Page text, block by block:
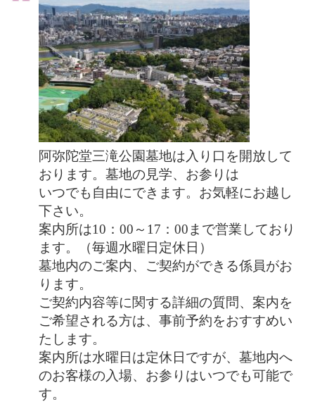
阿弥陀堂三滝公園墓地は入り口を開放して
おります。墓地の見学、お参りは
いつでも自由にできます。 お気軽にお越し
下さい。
案内所は10：00～17：00まで営業しており
ます。（毎週水曜日定休日）
墓地内のご案内、ご契約ができる係員がお
ります。
ご契約内容等に関する詳細の質問、案内を
ご希望される方は、 事前予約をおすすめい
たします。
案内所は水曜日は定休日ですが、墓地内へ
のお客様の入場、お参りはいつでも可能で
す。